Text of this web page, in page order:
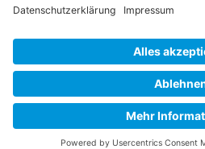
Themenwelt
Geprüfter Franchisegeber
© 2023 Franchisevergleich.eu